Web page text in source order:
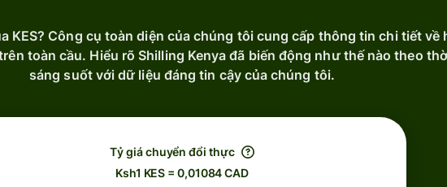
KES? Công cụ toàn diện của chúng tôi cung cấp thông tin chi tiết
toàn cầu. Hiểu rõ Shilling Kenya đã biến động như thế nào theo
sáng suốt với dữ liệu đáng tin cậy của chúng tôi.
Tỷ giá chuyển đổi thực
Ksh1 KES = 0,01084 CAD